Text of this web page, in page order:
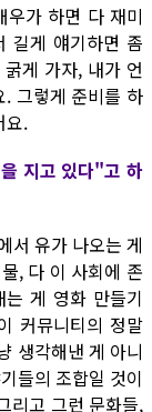
우가 하면 다 재미
길게 얘기하면 좀
게 가자, 내가 언
그렇게 준비를 하
요.
지고 있다"고 하
서 유가 나오는 게
, 다 이 사회에 존
게 영화 만들기
커뮤니티의 정말
생각해낸 게 아니
들의 조합일 것이
리고 그런 문화들,